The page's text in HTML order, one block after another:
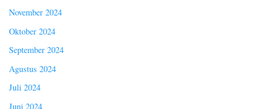
November 2024
Oktober 2024
September 2024
Agustus 2024
Juli 2024
Juni 2024